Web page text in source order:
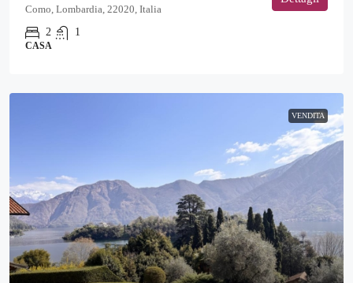
Como, Lombardia, 22020, Italia
2
1
CASA
VENDITA